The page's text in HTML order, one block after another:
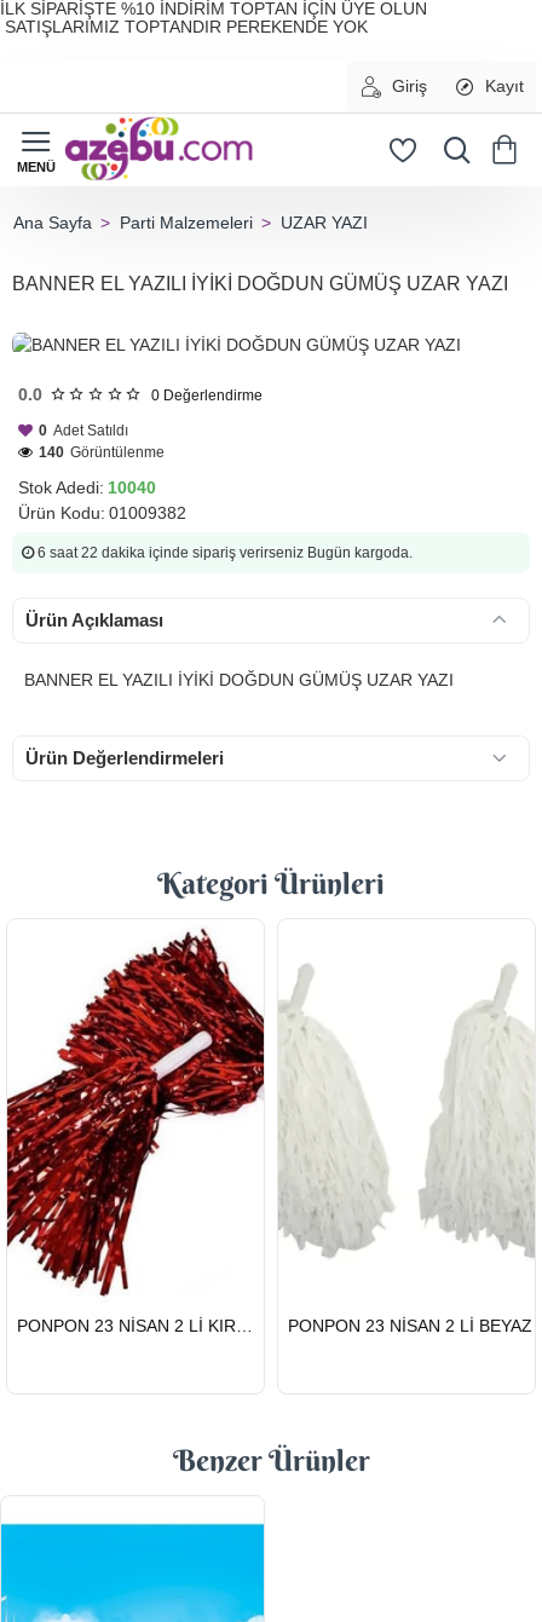
İLK SİPARİŞTE %10 İNDİRİM TOPTAN İÇİN ÜYE OLUN
SATIŞLARIMIZ TOPTANDIR PEREKENDE YOK
Giriş Kayıt
Parti Malzemeleri UZAR YAZI
BANNER EL YAZILI İYİKİ DOĞDUN GÜMÜŞ UZAR YAZI
0.0 0 Değerlendirme
Stok Adedi: 10040
Ürün Kodu: 01009382
0 Adet Satıldı
140 Görüntülenme
6 saat 22 dakika içinde sipariş verirseniz Bugün kargoda.
Ürün Açıklaması
BANNER EL YAZILI İYİKİ DOĞDUN GÜMÜŞ UZAR YAZI
Ürün Değerlendirmeleri
Kategori Ürünleri
GÖNDERİ
GÖNDERİ
PONPON 23 NİSAN 2 Lİ BEYAZ
Benzer Ürünler